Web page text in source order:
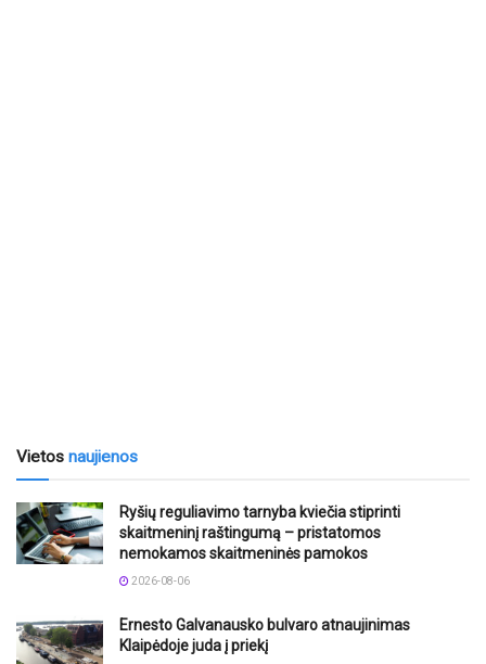
Vietos naujienos
Ryšių reguliavimo tarnyba kviečia stiprinti
skaitmeninį raštingumą – pristatomos
nemokamos skaitmeninės pamokos
2026-08-06
Ernesto Galvanausko bulvaro atnaujinimas
Klaipėdoje juda į priekį